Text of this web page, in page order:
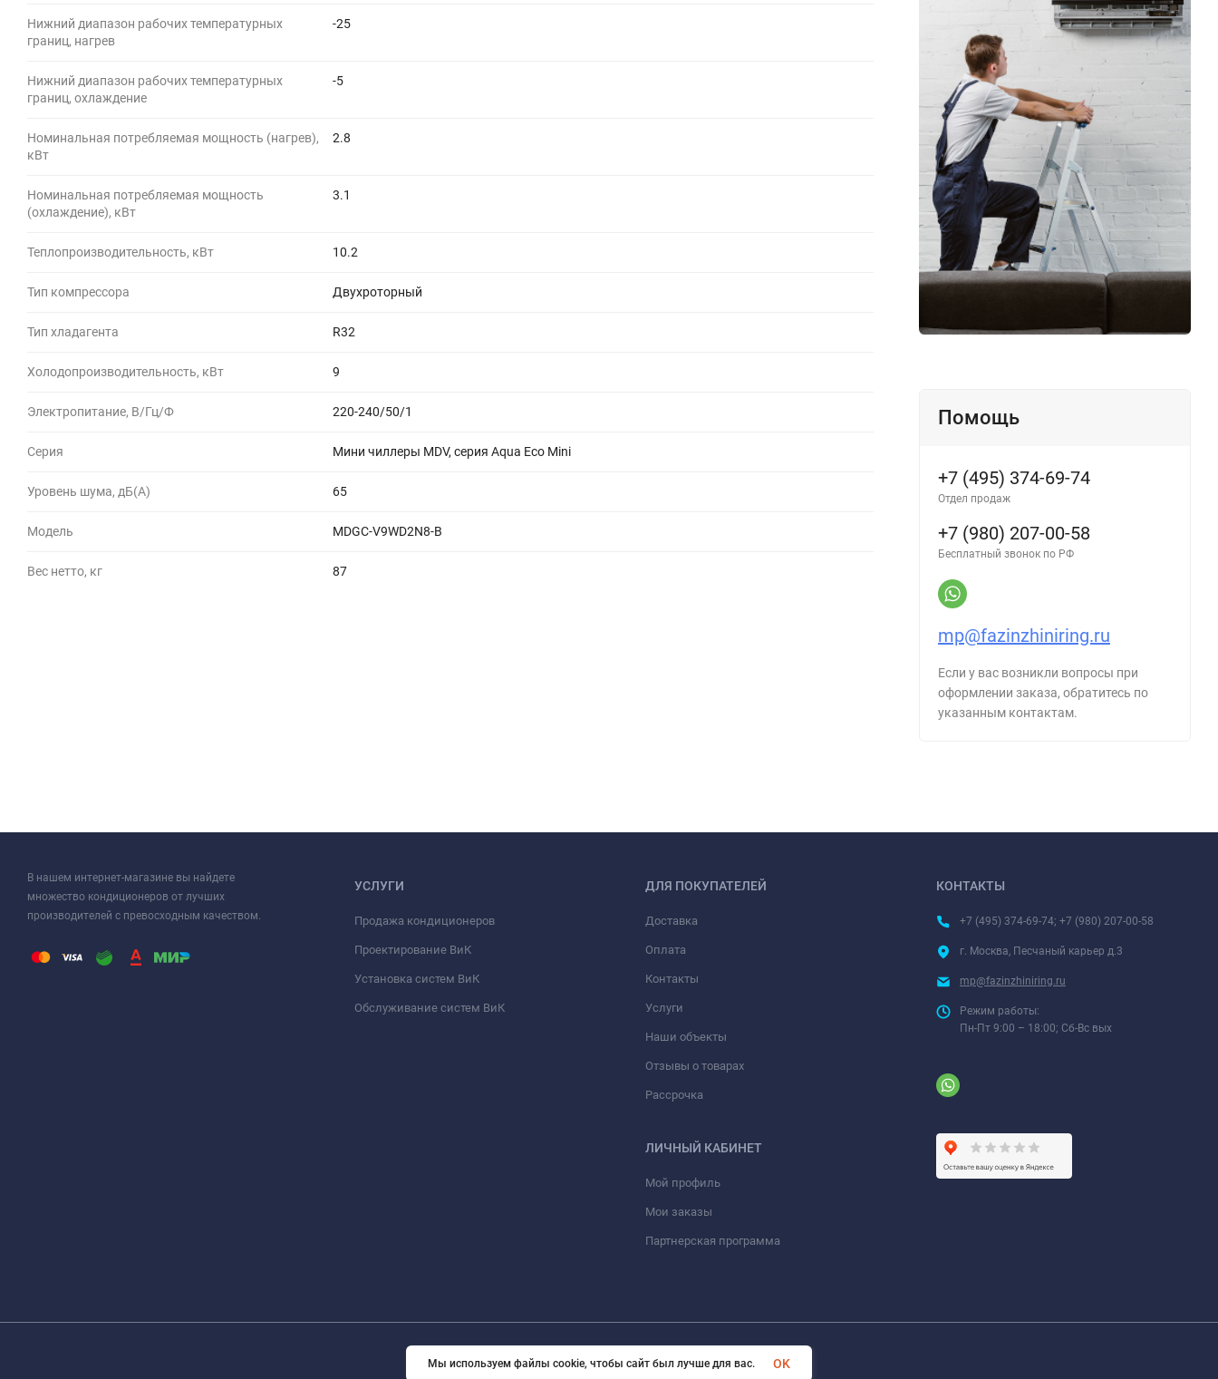
Нижний диапазон рабочих температурных
границ, нагрев
-25
Нижний диапазон рабочих температурных
границ, охлаждение
-5
Номинальная потребляемая мощность (нагрев),
кВт
2.8
Номинальная потребляемая мощность
(охлаждение), кВт
3.1
Теплопроизводительность, кВт 10.2
Тип компрессора Двухроторный
Тип хладагента R32
Холодопроизводительность, кВт 9
Электропитание, В/Гц/Ф 220-240/50/1
Серия Мини чиллеры MDV, серия Aqua Eco Mini
Уровень шума, дБ(A) 65
Модель MDGC-V9WD2N8-B
Вес нетто, кг 87
Помощь
+7 (495) 374-69-74
Отдел продаж
+7 (980) 207-00-58
Бесплатный звонок по РФ
mp@fazinzhiniring.ru
Если у вас возникли вопросы при
оформлении заказа, обратитесь по
указанным контактам.
В нашем интернет-магазине вы найдете
множество кондиционеров от лучших
производителей с превосходным качеством.
УСЛУГИ
Продажа кондиционеров
Проектирование ВиК
Установка систем ВиК
Обслуживание систем ВиК
ДЛЯ ПОКУПАТЕЛЕЙ
Доставка
Оплата
Контакты
Услуги
Наши объекты
Отзывы о товарах
Рассрочка
ЛИЧНЫЙ КАБИНЕТ
Мой профиль
Мои заказы
Партнерская программа
КОНТАКТЫ
+7 (495) 374-69-74; +7 (980) 207-00-58
г. Москва, Песчаный карьер д.3
mp@fazinzhiniring.ru
Режим работы:
Пн-Пт 9:00 – 18:00; Сб-Вс вых
© 2026 ООО «ФАЗИНЖИНИРИНГ». Все права защищены
Мы используем файлы cookie, чтобы сайт был лучше для вас. OK